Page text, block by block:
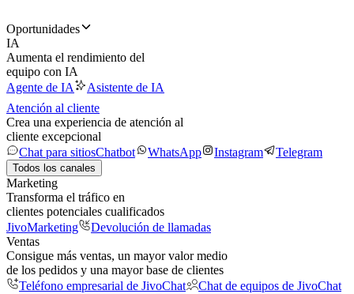
Oportunidades
IA
Aumenta el rendimiento del
equipo con IA
Agente de IA
Asistente de IA
Atención al cliente
Crea una experiencia de atención al
cliente excepcional
Chat para sitiosChatbot WhatsApp Instagram Telegram
Todos los canales
Marketing
Transforma el tráfico en
clientes potenciales cualificados
JivoMarketing
Devolución de llamadas
Ventas
Consigue más ventas, un mayor valor medio
de los pedidos y una mayor base de clientes
Teléfono empresarial de JivoChat
Chat de equipos de JivoChat